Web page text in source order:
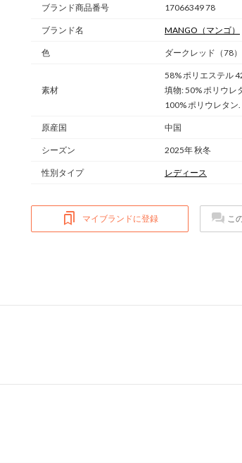
ブランド商品番号 17066349 78
ブランド名 MANGO （マンゴ）
色 ダークレッド（78）
素材
58% ポリエステル
填物: 50% ポリウレ
100% ポリウレタン.
原産国 中国
シーズン 2025年 秋冬
性別タイプ レディース
マイブランドに登録 こ